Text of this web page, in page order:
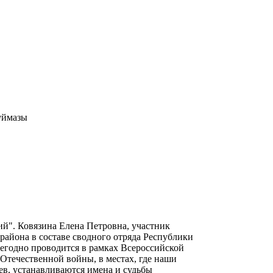
Ковязина Елена Петровна, участник
в составе сводного отряда Республики
проводится в рамках Всероссийской
войны, в местах, где наши
устанавливаются имена и судьбы